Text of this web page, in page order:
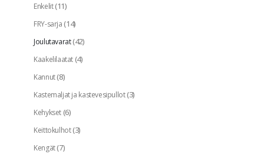
Enkelit(11)
FRY-sarja(14)
Joulutavarat(42)
Kaakelilaatat(4)
Kannut(8)
Kastemaljat ja kastevesipullot(3)
Kehykset(6)
Keittokulhot(3)
Kengät(7)